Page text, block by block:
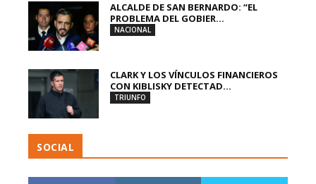
ALCALDE DE SAN BERNARDO: “EL
PROBLEMA DEL GOBIER...
NACIONAL
CLARK Y LOS VÍNCULOS FINANCIEROS
CON KIBLISKY DETECTAD...
TRIUNFO
SOCIAL